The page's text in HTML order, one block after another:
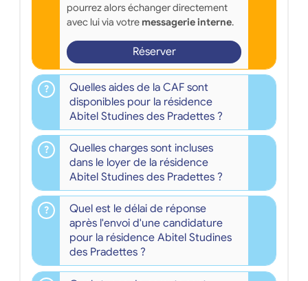
pourrez alors échanger directement
avec lui via votre messagerie interne.
Réserver
Quelles aides de la CAF sont
disponibles pour la résidence
Abitel Studines des Pradettes ?
Quelles charges sont incluses
dans le loyer de la résidence
Abitel Studines des Pradettes ?
Quel est le délai de réponse
après l'envoi d'une candidature
pour la résidence Abitel Studines
des Pradettes ?